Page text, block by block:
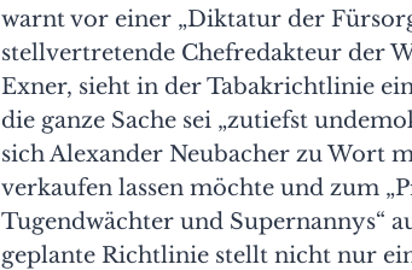
warnt vor einer „Diktatur der
stellvertretende Chefredakteur der
Exner, sieht in der Tabakrichtlinie
die ganze Sache sei „zutiefst
sich Alexander Neubacher zu Wort
verkaufen lassen möchte und zum
Tugendwächter und Supernannys“
geplante Richtlinie stellt nicht nur